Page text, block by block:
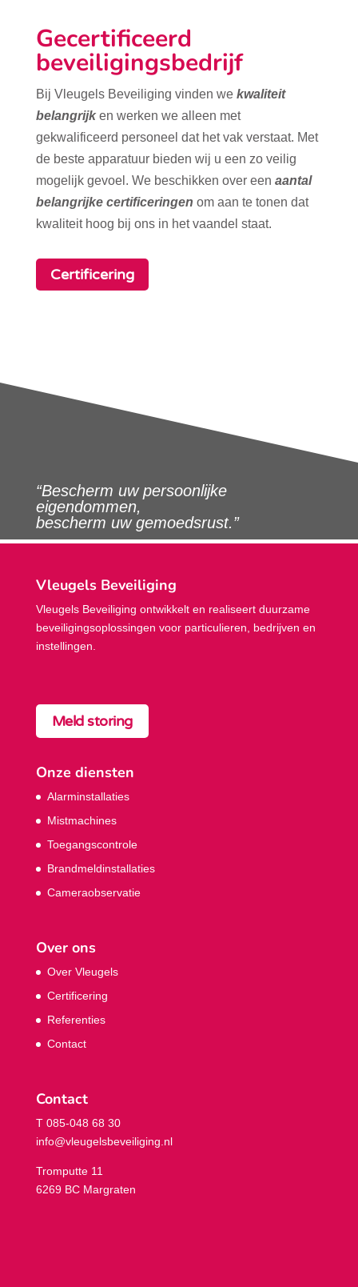
Gecertificeerd
beveiligingsbedrijf
Bij Vleugels Beveiliging vinden we kwaliteit
belangrijk en werken we alleen met
gekwalificeerd personeel dat het vak verstaat. Met
de beste apparatuur bieden wij u een zo veilig
mogelijk gevoel. We beschikken over een aantal
belangrijke certificeringen om aan te tonen dat
kwaliteit hoog bij ons in het vaandel staat.
Certificering
“Bescherm uw persoonlijke
eigendommen,
bescherm uw gemoedsrust.”
Vleugels Beveiliging
Vleugels Beveiliging ontwikkelt en realiseert duurzame
beveiligings­oplossingen voor particulieren, bedrijven en
instellingen.
Meld storing
Onze diensten
Alarminstallaties
Mistmachines
Toegangscontrole
Brandmeldinstallaties
Cameraobservatie
Over ons
Over Vleugels
Certificering
Referenties
Contact
Contact
T 085-048 68 30
info@vleugelsbeveiliging.nl
Tromputte 11
6269 BC Margraten